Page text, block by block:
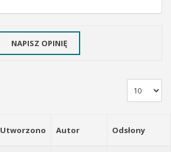
NAPISZ OPINIĘ
Utworzono Autor Odsłony